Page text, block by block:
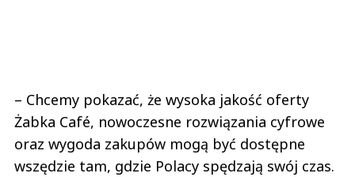
– Chcemy pokazać, że wysoka jakość oferty
Żabka Café, nowoczesne rozwiązania cyfrowe
oraz wygoda zakupów mogą być dostępne
wszędzie tam, gdzie Polacy spędzają swój czas.